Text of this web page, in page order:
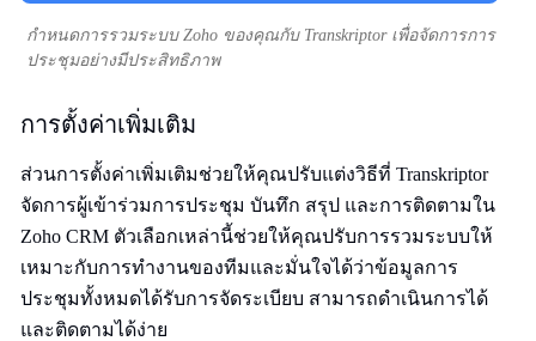
กำหนดการรวมระบบ Zoho ของคุณกับ Transkriptor เพื่อจัดการการ
ประชุมอย่างมีประสิทธิภาพ
การตั้งค่าเพิ่มเติม
ส่วนการตั้งค่าเพิ่มเติมช่วยให้คุณปรับแต่งวิธีที่ Transkriptor
จัดการผู้เข้าร่วมการประชุม บันทึก สรุป และการติดตามใน
Zoho CRM ตัวเลือกเหล่านี้ช่วยให้คุณปรับการรวมระบบให้
เหมาะกับการทำงานของทีมและมั่นใจได้ว่าข้อมูลการ
ประชุมทั้งหมดได้รับการจัดระเบียบ สามารถดำเนินการได้
และติดตามได้ง่าย